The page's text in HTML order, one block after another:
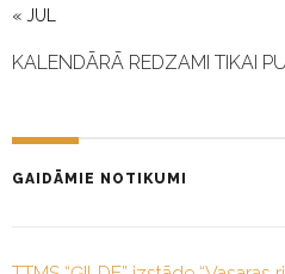
« JUL
KALENDĀRĀ REDZAMI TIKAI
GAIDĀMIE NOTIKUMI